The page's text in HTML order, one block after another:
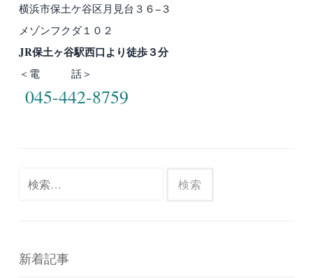
横浜市保土ケ谷区月見台３６−３
メゾンフクダ１０２
JR保土ヶ谷駅西口より徒歩３分
＜電 話＞
045-442-8759
新着記事